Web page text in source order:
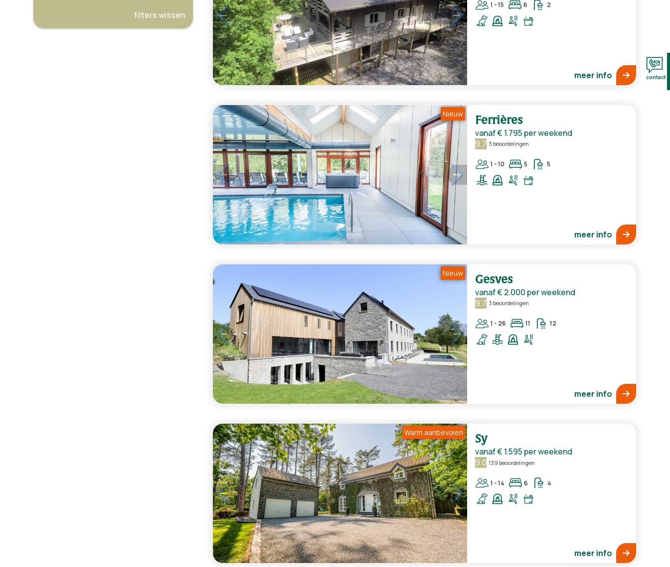
filters wissen
1 - 15 6 2
meer info
1 /5
Ferrières
vanaf€ 1.795 per weekend
9.7 3 beoordelingen
1 - 10 5 5
meer info
1/5
Nieuw
Gesves
vanaf€ 2.000 per weekend
9.7 3 beoordelingen
1 - 26 11 12
meer info
1/5
Nieuw
Sy
vanaf€ 1.595 per weekend
9.0 139 beoordelingen
1 - 14 6 4
meer info
1/5
Warm aanbevolen
contact